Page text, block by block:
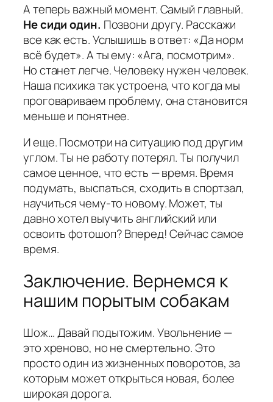
А теперь важный момент. Самый главный.
Не сиди один. Позвони другу. Расскажи
все как есть. Услышишь в ответ: «Да норм
всё будет». А ты ему: «Ага, посмотрим».
Но станет легче. Человеку нужен человек.
Наша психика так устроена, что когда мы
проговариваем проблему, она становится
меньше и понятнее.
И еще. Посмотри на ситуацию под другим
углом. Ты не работу потерял. Ты получил
самое ценное, что есть — время. Время
подумать, выспаться, сходить в спортзал,
научиться чему-то новому. Может, ты
давно хотел выучить английский или
освоить фотошоп? Вперед! Сейчас самое
время.
Заключение. Вернемся к
нашим порытым собакам
Шож… Давай подытожим. Увольнение —
это хреново, но не смертельно. Это
просто один из жизненных поворотов, за
которым может открыться новая, более
широкая дорога.